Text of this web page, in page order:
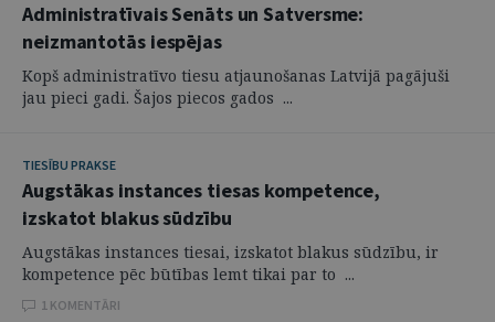
Administratīvais Senāts un Satversme:
neizmantotās iespējas
Kopš administratīvo tiesu atjaunošanas Latvijā pagājuši
jau pieci gadi. Šajos piecos gados ...
TIESĪBU PRAKSE
Augstākas instances tiesas kompetence,
izskatot blakus sūdzību
Augstākas instances tiesai, izskatot blakus sūdzību, ir
kompetence pēc būtības lemt tikai par to ...
1 KOMENTĀRI